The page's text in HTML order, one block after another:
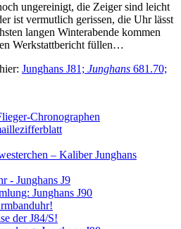
ungereinigt, die Zeiger sind leicht
ist vermutlich gerissen, die Uhr lässt
langen Winterabende kommen
Werkstattbericht füllen…
Junghans J81; Junghans 681.70;
Chronographen
– Kaliber Junghans
- Junghans J9
Junghans J90
der J84/S!